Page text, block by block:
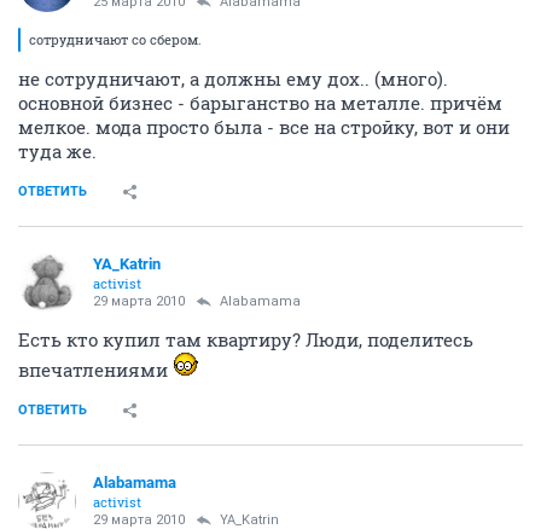
сотрудничают со сбером.
не сотрудничают, а должны ему дох.. (много).
основной бизнес - барыганство на металле. причём
мелкое. мода просто была - все на стройку, вот и они
туда же.
ОТВЕТИТЬ
YA_Katrin
activist
29 марта 2010 Alabamama
Есть кто купил там квартиру? Люди, поделитесь
впечатлениями
ОТВЕТИТЬ
Alabamama
activist
29 марта 2010 YA_Katrin